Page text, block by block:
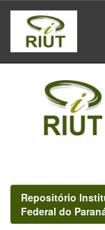
Skip
navigation
Repositório
Federal do